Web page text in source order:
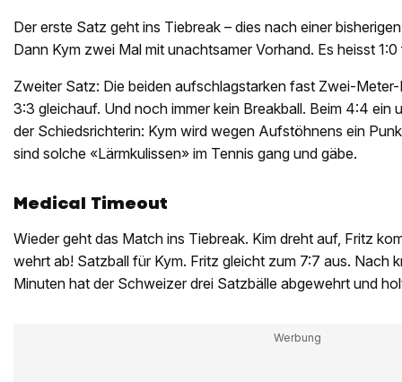
Der erste Satz geht ins Tiebreak – dies nach einer
Dann Kym zwei Mal mit unachtsamer Vorhand. Es heisst
Zweiter Satz: Die beiden aufschlagstarken fast Zwei-
3:3 gleichauf. Und noch immer kein Breakball. Beim 4:4 ein
der Schiedsrichterin: Kym wird wegen Aufstöhnens ein
sind solche «Lärmkulissen» im Tennis gang und gäbe.
Medical Timeout
Wieder geht das Match ins Tiebreak. Kim dreht auf, Fritz
wehrt ab! Satzball für Kym. Fritz gleicht zum 7:7 aus. Nach
Minuten hat der Schweizer drei Satzbälle abgewehrt und